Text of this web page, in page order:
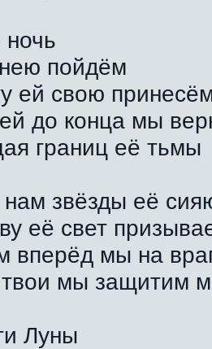
ночь
пойдём
ей свою
до конца мы
границ её тьмы
звёзды её
её свет
вперёд мы на
мы защитим
Луны